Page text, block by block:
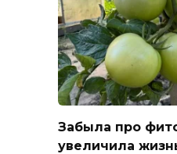
Забыла про
увеличила